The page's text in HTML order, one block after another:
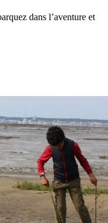
dans l’aventure et